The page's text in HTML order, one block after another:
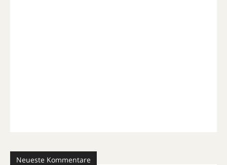
Neueste Kommentare